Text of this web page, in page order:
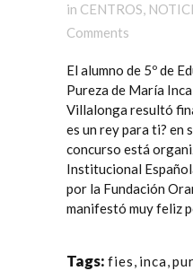
in CENTROS,
Comments
El alumno de 5º de
Pureza de María Inca
Villalonga resultó
es un rey para ti? en
concurso está
Institucional
por la Fundación
manifestó muy feliz
Tags: fies, inca,